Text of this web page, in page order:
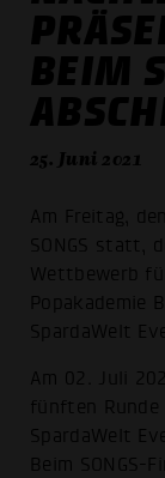
BEIM
25. Juni 2021
Am Freitag,
SONGS statt,
Wettbewerb
Popakademie
SpardaWelt
Am 02. Juli
fünften Runde
SpardaWelt
Beim SONGS-